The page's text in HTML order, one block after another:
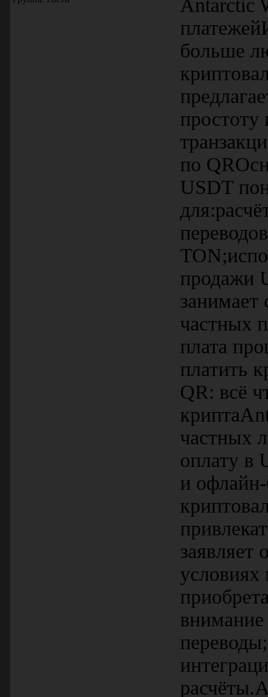
Antarctic
больше
по
USDT
продажи
занимает
частных
плата
платить
QR: всё
частных
оплату в
и офлайн-
заявляет
условиях